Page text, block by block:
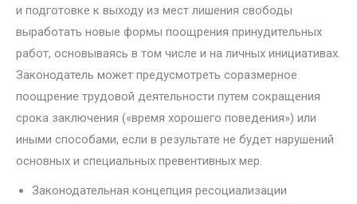
и подготовке к выходу из мест лишения свободы
выработать новые формы поощрения принудительных
работ, основываясь в том числе и на личных инициати­вах.
Законодатель может предусмотреть соразмерное
поощрение трудо­вой деятельности путем сокращения
срока заключения («время хорошего поведения») или
иными способами, если в результате не будет нарушений
основных и специальных превентивных мер.
Законодательная концепция ресоциализации